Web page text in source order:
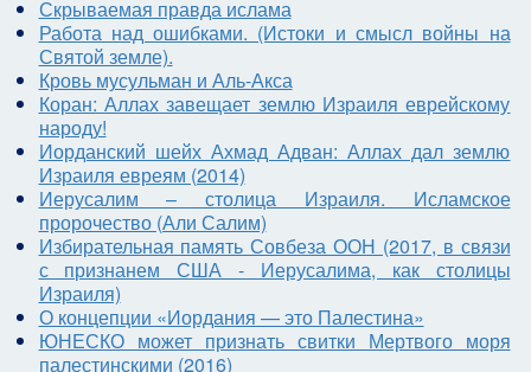
Скрываемая правда ислама
Работа над ошибками. (Истоки и смысл войны на
Святой земле).
Кровь мусульман и Аль-Акса
Коран: Аллах завещает землю Израиля еврейскому
народу!
Иорданский шейх Ахмад Адван: Аллах дал землю
Израиля евреям (2014)
Иерусалим – столица Израиля. Исламское
пророчество (Али Салим)
Избирательная память Совбеза ООН (2017, в связи
с признанем США - Иерусалима, как столицы
Израиля)
О концепции «Иордания — это Палестина»
ЮНЕСКО может признать свитки Мертвого моря
палестинскими (2016)